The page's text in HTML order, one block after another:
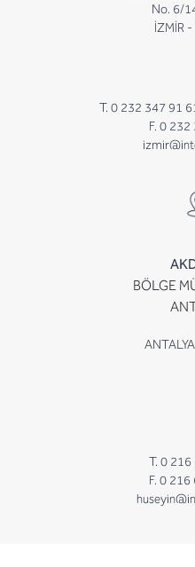
No. 6/
İZMİR -
T. 0 232 347 91
F. 0
BÖLGE
T. 0
F. 0